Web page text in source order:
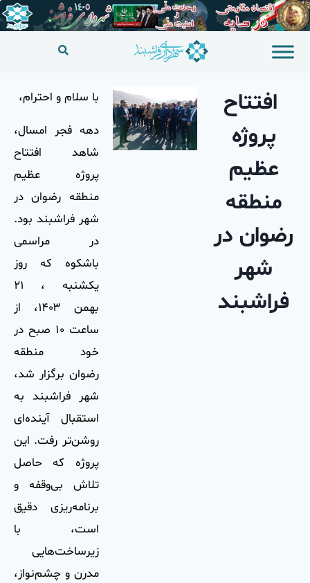
افتتاح
پروژه
عظیم
منطقه
رضوان در
شهر
فراشبند
با سلام و احترام،
دهه فجر امسال،
شاهد افتتاح
پروژه عظیم
منطقه رضوان در
شهر فراشبند بود.
در مراسمی
باشکوه که روز
یکشنبه ، ۲۱
بهمن ۱۴۰۳، از
ساعت ۱۰ صبح در
خود منطقه
رضوان برگزار شد،
شهر فراشبند به
استقبال آینده‌ای
روشن‌تر رفت. این
پروژه که حاصل
تلاش بی‌وقفه و
برنامه‌ریزی دقیق
است، با
زیرساخت‌هایی
مدرن و چشم‌نواز،